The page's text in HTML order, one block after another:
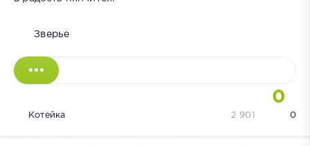
Зверье
0
Котейка 0
2 901